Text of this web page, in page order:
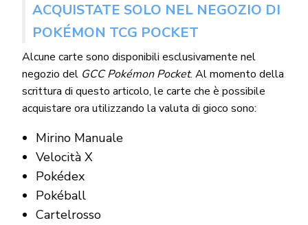
ACQUISTATE SOLO NEL NEGOZIO DI
POKÉMON TCG POCKET
Alcune carte sono disponibili esclusivamente nel
negozio del GCC Pokémon Pocket. Al momento della
scrittura di questo articolo, le carte che è possibile
acquistare ora utilizzando la valuta di gioco sono:
Mirino Manuale
Velocità X
Pokédex
Pokéball
Cartelrosso